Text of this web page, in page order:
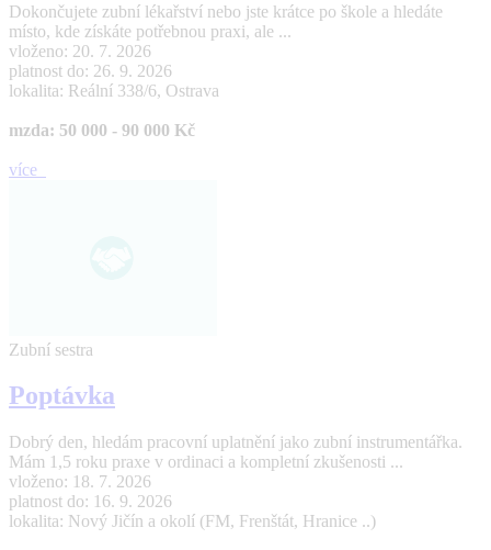
Dokončujete zubní lékařství nebo jste krátce po škole a hledáte
místo, kde získáte potřebnou praxi, ale ...
vloženo: 20. 7. 2026
platnost do: 26. 9. 2026
lokalita: Reální 338/6, Ostrava
mzda: 50 000 - 90 000 Kč
více
Zubní sestra
Poptávka
Dobrý den, hledám pracovní uplatnění jako zubní instrumentářka.
Mám 1,5 roku praxe v ordinaci a kompletní zkušenosti ...
vloženo: 18. 7. 2026
platnost do: 16. 9. 2026
lokalita: Nový Jičín a okolí (FM, Frenštát, Hranice ..)